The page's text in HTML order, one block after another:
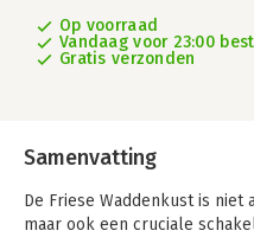
Op voorraad
Vandaag voor 23:00
Gratis verzonden
Samenvatting
De Friese Waddenkust is
maar ook een cruciale